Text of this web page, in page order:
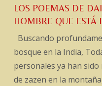
LOS POEMAS DE
HOMBRE QUE ESTÁ
Buscando
bosque en la India,
personales ya han sido
de zazen en la